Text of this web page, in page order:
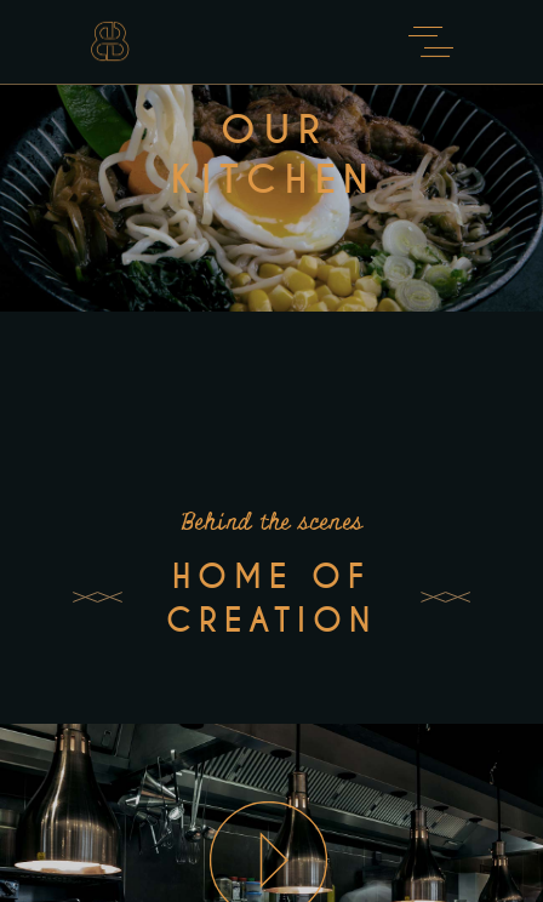
OUR
KITCHEN
Behind the scenes
HOME OF
CREATION